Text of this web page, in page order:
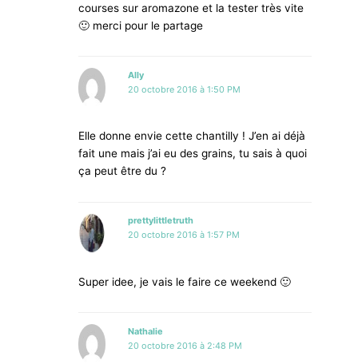
courses sur aromazone et la tester très vite
🙂 merci pour le partage
Ally
20 octobre 2016 à 1:50 PM
Elle donne envie cette chantilly ! J’en ai déjà
fait une mais j’ai eu des grains, tu sais à quoi
ça peut être du ?
prettylittletruth
20 octobre 2016 à 1:57 PM
Super idee, je vais le faire ce weekend 🙂
Nathalie
20 octobre 2016 à 2:48 PM